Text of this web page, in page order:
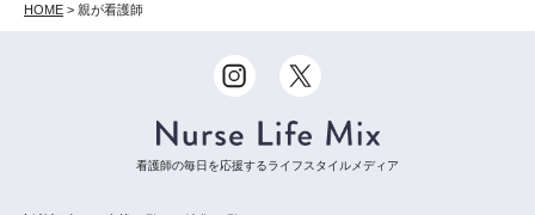
HOME > 親が看護師
看護師の毎日を応援するライフスタイルメディア